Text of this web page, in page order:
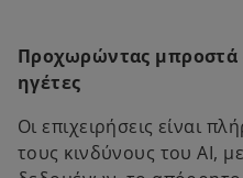
Προχωρώντας μπροστά
ηγέτες
Οι επιχειρήσεις είναι
τους κινδύνους του AI,